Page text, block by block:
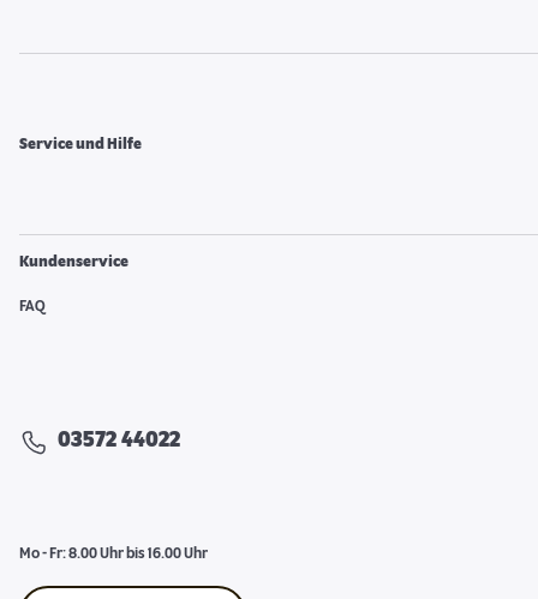
Service und Hilfe
Kundenservice
FAQ
03572 44022
Mo - Fr: 8.00 Uhr bis 16.00 Uhr